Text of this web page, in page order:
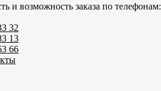
и возможность заказа по телефонам:
32
13
66